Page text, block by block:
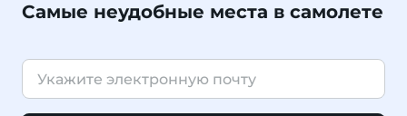
Самые неудобные места в самолете